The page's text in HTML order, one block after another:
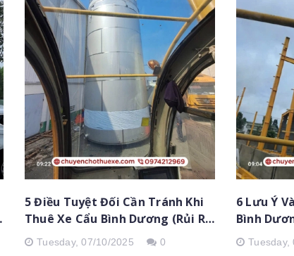
5 Điều Tuyệt Đối Cần Tránh Khi
Thuê Xe Cẩu Bình Dương (Rủi Ro
& Pháp Lý)
Tuesday,07/10/2025 0
6 Lưu Ý
Bình
Phí)Tuesday,